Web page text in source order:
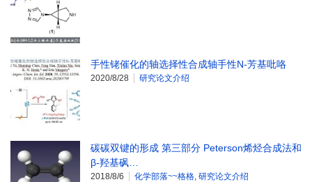
手性铑催化的轴选择性合成轴手性N-芳基吡咯
2020/8/28 研究论文介绍
碳碳双键的形成 第三部分 Peterson烯烃合成法和
β-羟基砜…
2018/8/6 化学部落~~格格 研究论文介绍